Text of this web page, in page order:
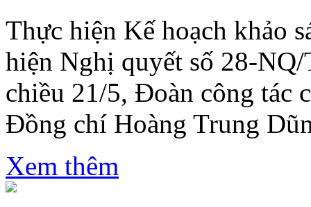
Thực hiện Kế hoạch khảo
hiện Nghị quyết số 28-
chiều 21/5, Đoàn công tác
Đồng chí Hoàng Trung
Xem thêm